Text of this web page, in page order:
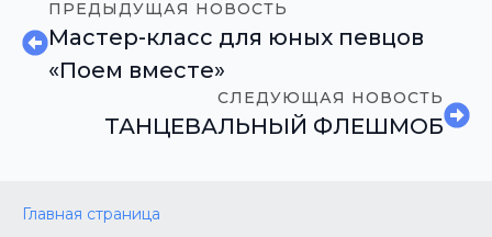
ПРЕДЫДУЩАЯ НОВОСТЬ
Мастер-класс для юных певцов
«Поем вместе»
СЛЕДУЮЩАЯ НОВОСТЬ
ТАНЦЕВАЛЬНЫЙ ФЛЕШМОБ
Главная страница